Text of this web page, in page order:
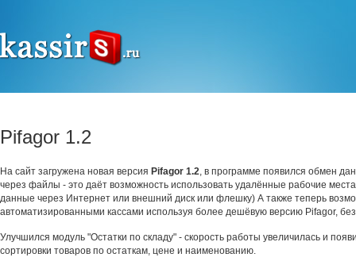
Pifagor 1.2
На сайт загружена новая версия Pifagor 1.2, в программе появился обмен
через файлы - это даёт возможность использовать удалённые рабочие
данные через Интернет или внешний диск или флешку) А также теперь
автоматизированными кассами используя более дешёвую версию Pifagor, без
Улучшился модуль "Остатки по складу" - скорость работы увеличилась и
сортировки товаров по остаткам, цене и наименованию.